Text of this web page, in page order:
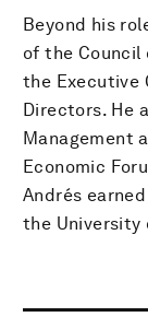
Beyond his
of the Council
the Executive
Directors. He
Management
Economic
Andrés
the University